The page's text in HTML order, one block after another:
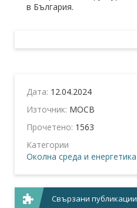
в България.
Дата: 12.04.2024
Източник: МОСВ
Прочетено: 1563
Категории
Околна среда и енергетика
Свързани публикации